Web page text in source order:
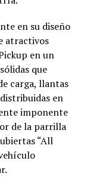
en su diseño
atractivos
en un
que
carga, llantas
en
imponente
de la parrilla
“All